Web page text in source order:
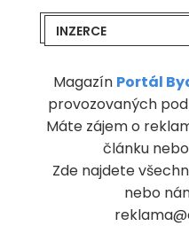
INZERCE
Magazín Portál
provozovaných
Máte zájem o
článku
Zde najdete
nebo